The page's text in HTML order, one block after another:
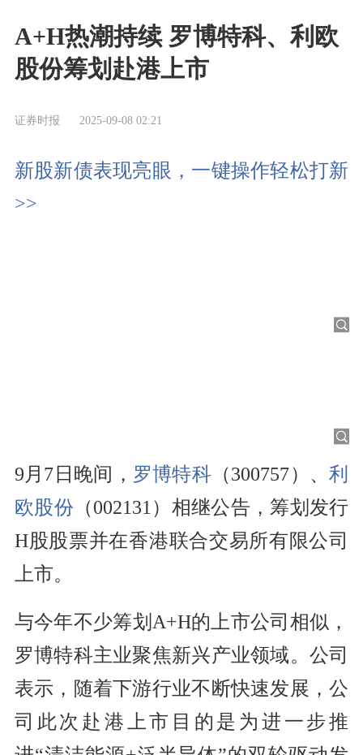
A+H热潮持续 罗博特科、利欧
股份筹划赴港上市
证券时报 2025-09-08 02:21
新股新债表现亮眼，一键操作轻松打新
>>
9月7日晚间， 罗博特科 （300757）、利
欧股份 （002131）相继公告，筹划发行
H股股票并在香港联合交易所有限公司
上市。
与今年不少筹划A+H的上市公司相似，
罗博特科主业聚焦新兴产业领域。公司
表示，随着下游行业不断快速发展，公
司此次赴港上市目的是为进一步推